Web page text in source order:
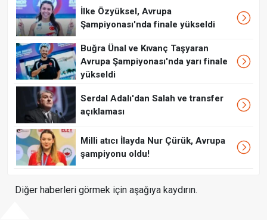
İlke Özyüksel, Avrupa
Şampiyonası'nda finale yükseldi
Buğra Ünal ve Kıvanç Taşyaran
Avrupa Şampiyonası'nda yarı finale
yükseldi
Serdal Adalı'dan Salah ve transfer
açıklaması
Milli atıcı İlayda Nur Çürük, Avrupa
şampiyonu oldu!
Diğer haberleri görmek için aşağıya kaydırın.